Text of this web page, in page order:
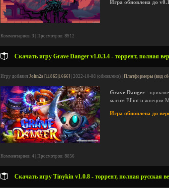
Игра обновлена до
Комментариев: 3 | Просмотров: 8912
Скачать игру Grave Danger v1.0.3.4 - торрент, полная
Игру добавил John2s [11865|1666] | 2022-10-08 (обновлено) | Платформеры (вид
Grave Danger -
магом Elliot и жнецом
Игра обновлена до
Комментариев: 4 | Просмотров: 8856
Скачать игру Tinykin v1.0.8 - торрент, полная русская